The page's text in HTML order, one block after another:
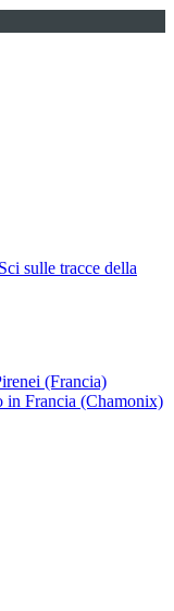
sulle tracce della
(Francia)
in Francia (Chamonix)